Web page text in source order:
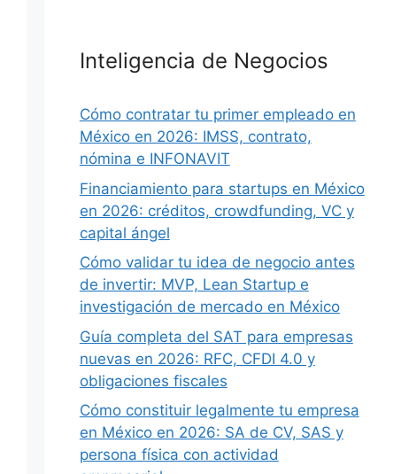
Inteligencia de Negocios
Cómo contratar tu primer empleado en
México en 2026: IMSS, contrato,
nómina e INFONAVIT
Financiamiento para startups en México
en 2026: créditos, crowdfunding, VC y
capital ángel
Cómo validar tu idea de negocio antes
de invertir: MVP, Lean Startup e
investigación de mercado en México
Guía completa del SAT para empresas
nuevas en 2026: RFC, CFDI 4.0 y
obligaciones fiscales
Cómo constituir legalmente tu empresa
en México en 2026: SA de CV, SAS y
persona física con actividad